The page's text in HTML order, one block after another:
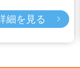
細を見る